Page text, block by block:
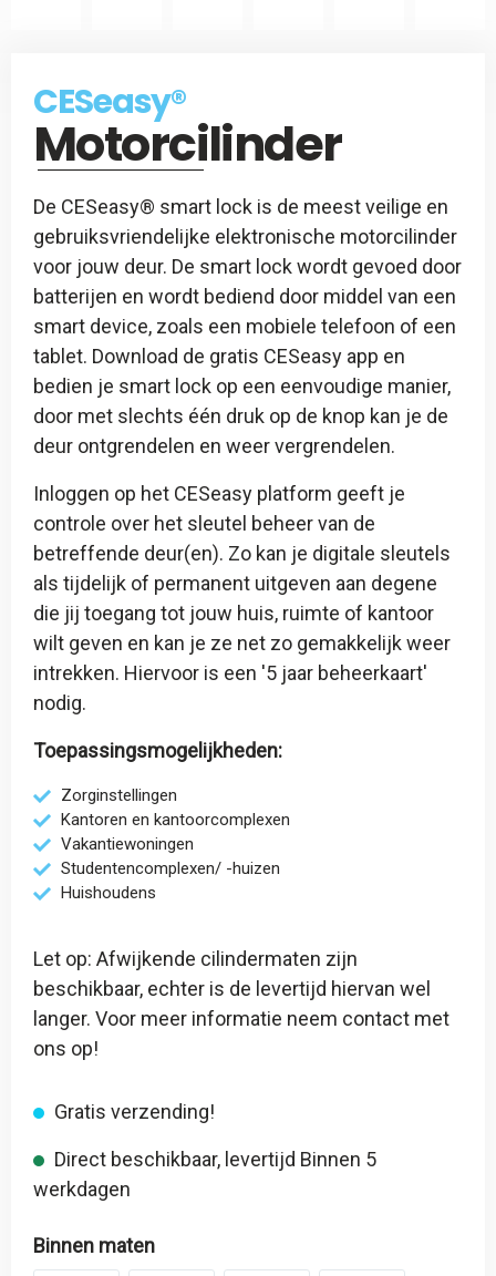
Afstandsbediening
CESeasy®
Motorcilinder
De CESeasy® smart lock is de meest veilige en
gebruiksvriendelijke elektronische motorcilinder
voor jouw deur. De smart lock wordt gevoed door
batterijen en wordt bediend door middel van een
smart device, zoals een mobiele telefoon of een
tablet. Download de gratis CESeasy app en
bedien je smart lock op een eenvoudige manier,
door met slechts één druk op de knop kan je de
deur ontgrendelen en weer vergrendelen.
Inloggen op het CESeasy platform geeft je
controle over het sleutel beheer van de
betreffende deur(en). Zo kan je digitale sleutels
als tijdelijk of permanent uitgeven aan degene
die jij toegang tot jouw huis, ruimte of kantoor
wilt geven en kan je ze net zo gemakkelijk weer
intrekken. Hiervoor is een '5 jaar beheerkaart'
nodig.
Toepassingsmogelijkheden:
Zorginstellingen
Kantoren en kantoorcomplexen
Vakantiewoningen
Studentencomplexen/ -huizen
Huishoudens
Let op: Afwijkende cilindermaten zijn
beschikbaar, echter is de levertijd hiervan wel
langer. Voor meer informatie neem contact met
ons op!
Gratis verzending!
Direct beschikbaar, levertijd Binnen 5
werkdagen
Binnen maten